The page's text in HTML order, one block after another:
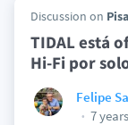
Discussion on
TIDAL está
Hi-Fi por
Felipe
7